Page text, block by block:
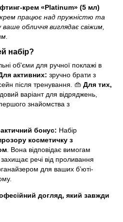
крем «Platinum» (5 мл)
працює над пружністю та
обличчя виглядає свіжим,
набір?
об'єми для ручної поклажі в
активних: зручно брати з
після тренування. 👜 Для тих,
варіант для відряджень,
знайомства з
бонус: Набір
косметичку з
. Вона відповідає вимогам
речі від проливання
для ваших б’юті-
догляд, який завжди